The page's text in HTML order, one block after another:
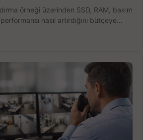
örneği üzerinden SSD, RAM, bakım
nasıl artırdığını bütçeye